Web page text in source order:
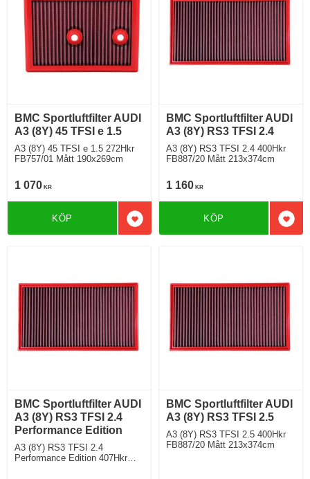
BMC Sportluftfilter AUDI
A3 (8Y) 45 TFSI e 1.5
A3 (8Y) 45 TFSI e 1.5 272Hkr
FB757/01 Mått 190x269cm
1 070 KR
Lägg till i favoriter
KÖP
BMC Sportluftfilter AUDI
A3 (8Y) RS3 TFSI 2.4
A3 (8Y) RS3 TFSI 2.4 400Hkr
FB887/20 Mått 213x374cm
1 160 KR
KÖP
BMC Sportluftfilter AUDI
A3 (8Y) RS3 TFSI 2.4
Performance Edition
A3 (8Y) RS3 TFSI 2.4
Performance Edition 407Hkr
BMC Sportluftfilter AUDI
A3 (8Y) RS3 TFSI 2.5
A3 (8Y) RS3 TFSI 2.5 400Hkr
FB887/20 Mått 213x374cm